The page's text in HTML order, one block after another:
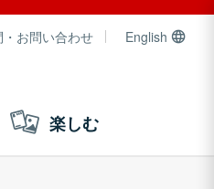
お問い合わせ English
楽しむ